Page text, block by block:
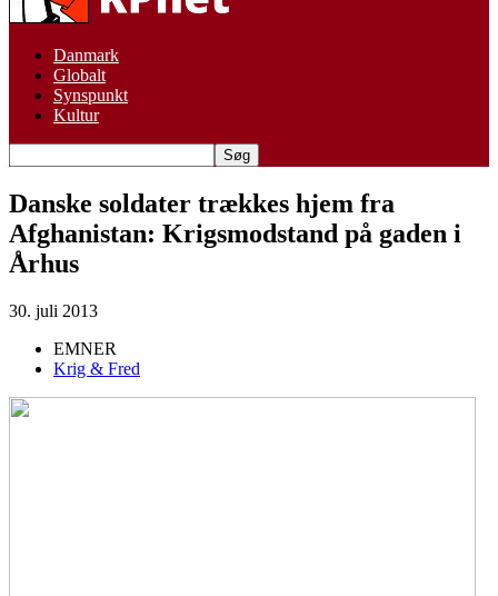
Danmark
Globalt
Synspunkt
Kultur
Danske soldater trækkes hjem fra
Afghanistan: Krigsmodstand på gaden i
Århus
30. juli 2013
EMNER
Krig & Fred